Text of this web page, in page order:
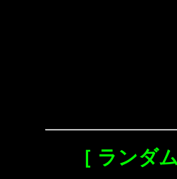
［ ランダ